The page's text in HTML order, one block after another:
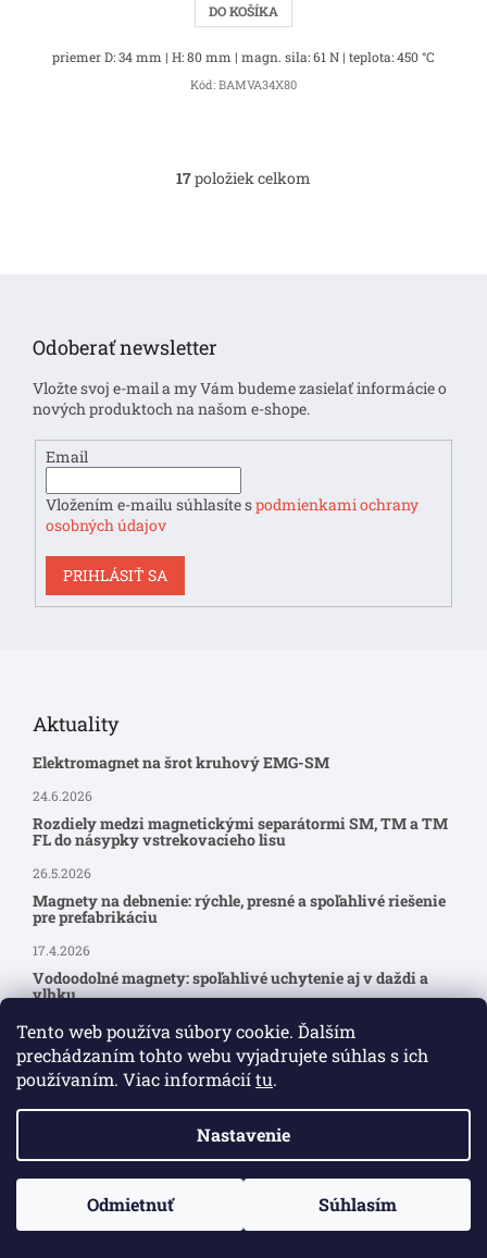
Tento web používa súbory cookie. Ďalším
prechádzaním tohto webu vyjadrujete súhlas s ich
používaním. Viac informáciítu.
Nastavenie
Odmietnuť Súhlasím
DO KOŠÍKA
priemer D: 34 mm | H: 80 mm | magn. sila: 61 N | teplota: 450 °C
Kód: BAMVA34X80
O
r
v
k
ý
p
17položiek celkom
Odoberať newsletter
Vložte svoj e-mail a my Vám budeme zasielať informácie o
nových produktoch na našom e-shope.
Email
Vložením e-mailu súhlasíte spodmienkami ochrany
osobných údajov
PRIHLÁSIŤ SA
Aktuality
Elektromagnet na šrot kruhový EMG-SM
24.6.2026
Rozdiely medzi magnetickými separátormi SM, TM a TM
FL do násypky vstrekovacieho lisu
26.5.2026
Magnety na debnenie: rýchle, presné a spoľahlivé riešenie
pre prefabrikáciu
17.4.2026
Vodoodolné magnety: spoľahlivé uchytenie aj v daždi a
vlhku
9.4.2026
Pre zákazníkov
Moja objednávka
15.6.2026